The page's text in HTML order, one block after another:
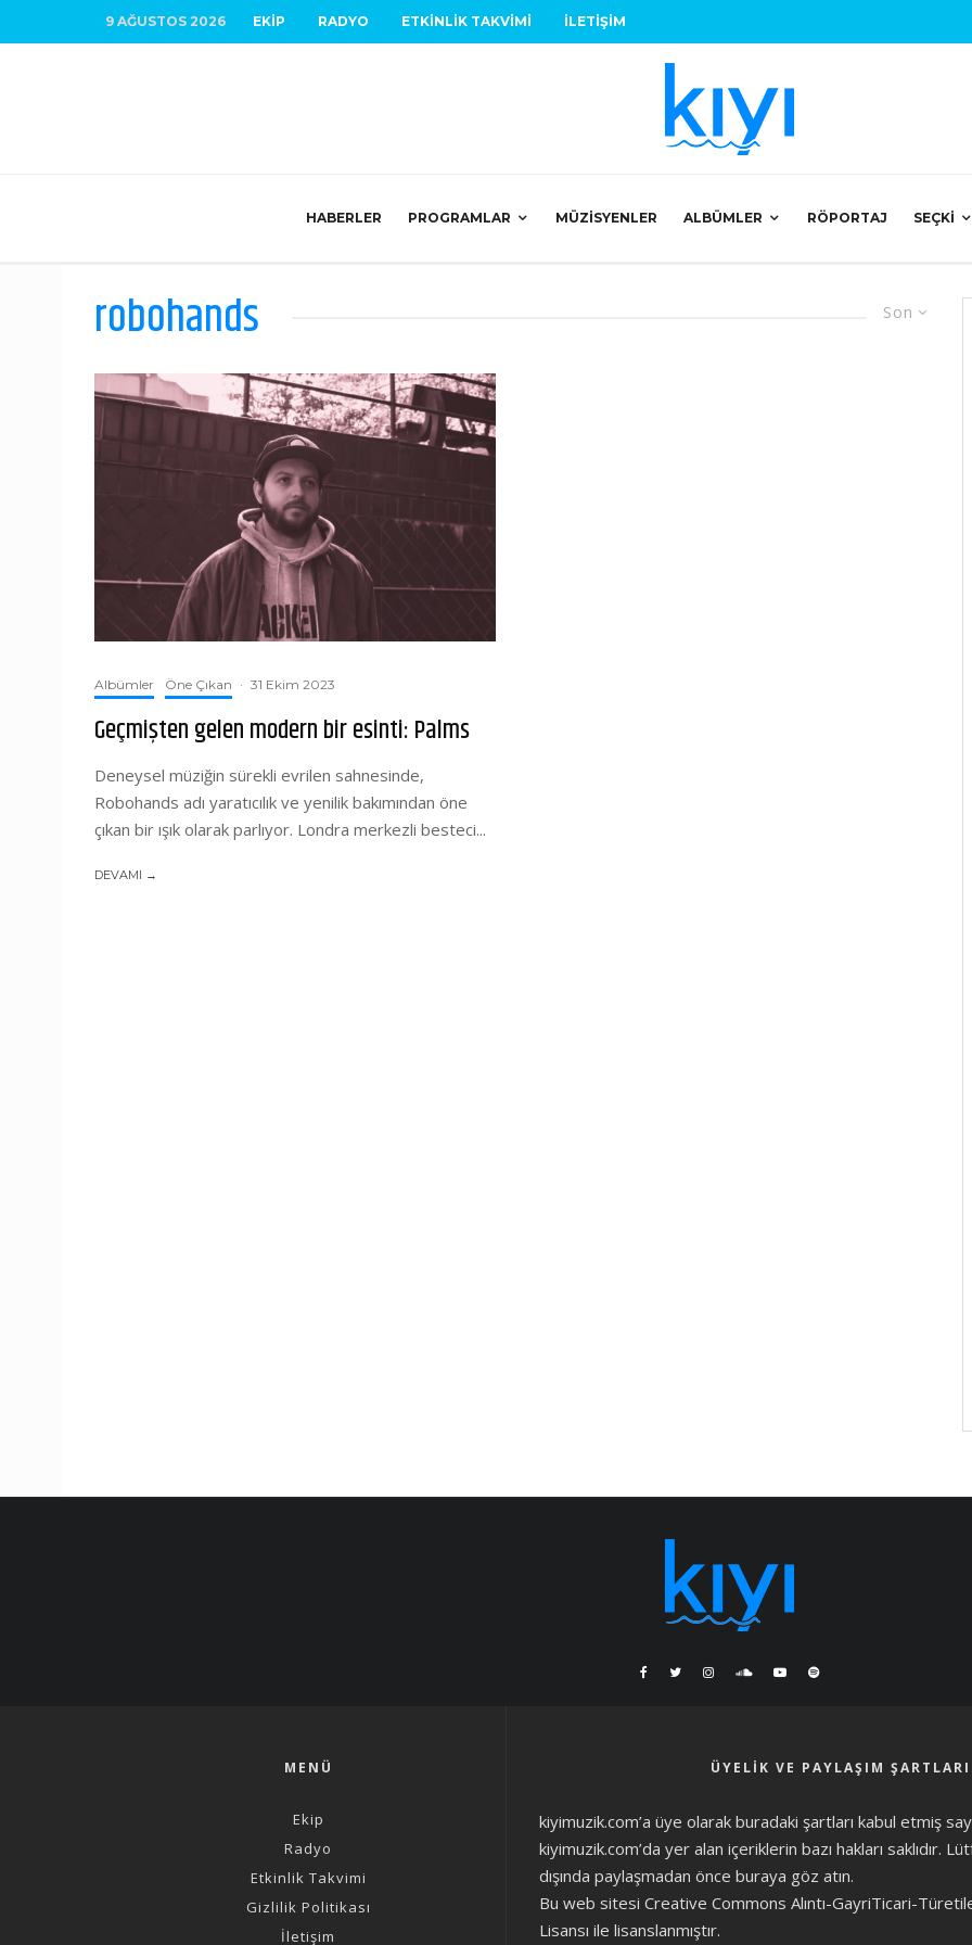
9 AĞUSTOS 2026 EKIP RADYO ETKINLIK TAKVIMI İLETIŞIM
HABERLER PROGRAMLAR MÜZISYENLER ALBÜMLER RÖPORTAJ SEÇKI
Son
robohands
Albümler Öne Çıkan · 31 Ekim 2023
Geçmişten gelen modern bir esinti: Palms
Deneysel müziğin sürekli evrilen sahnesinde,
Robohands adı yaratıcılık ve yenilik bakımından öne
çıkan bir ışık olarak parlıyor. Londra merkezli besteci...
DEVAMI →
MENÜ
Ekip
Radyo
Etkinlik Takvimi
Gizlilik Politikası
İletişim
ÜYELIK VE PAYLAŞIM ŞARTLARI
kiyimuzik.com’a üye olarak buradaki şartları kabul etmiş
kiyimuzik.com’da yer alan içeriklerin bazı hakları saklıdır.
dışında paylaşmadan önce buraya göz atın.
Bu web sitesi Creative Commons Alıntı-GayriTicari-
Lisansı ile lisanslanmıştır.